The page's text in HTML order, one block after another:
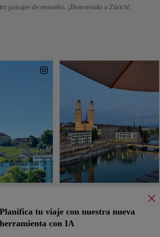
paisajes de ensueño. ¡Bienvenido a Zúrich!
Planifica tu viaje con nuestra nueva
herramienta con IA